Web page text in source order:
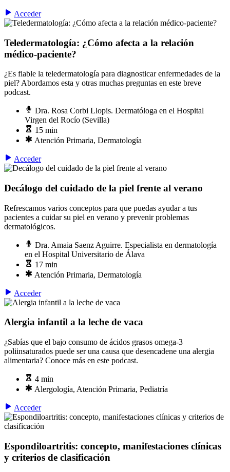
Acceder
Teledermatología: ¿Cómo afecta a la relación
médico-paciente?
​¿Es fiable la teledermatología para diagnosticar enfermedades de la
piel? Abordamos esta y otras muchas preguntas en este breve
podcast.
Dra. Rosa Corbi Llopis. Dermatóloga en el Hospital
Virgen del Rocío (Sevilla)
15 min
Atención Primaria, Dermatología
Acceder
Decálogo del cuidado de la piel frente al verano
Refrescamos varios conceptos para que puedas ayudar a tus
pacientes a cuidar su piel en verano y prevenir problemas
dermatológicos.
Dra. Amaia Saenz Aguirre. Especialista en dermatología
en el Hospital Universitario de Álava
17 min
Atención Primaria, Dermatología
Acceder
Alergia infantil a la leche de vaca
¿Sabías que el bajo consumo de ácidos grasos omega-3
poliinsaturados puede ser una causa que desencadene una alergia
alimentaria? Conoce más en este podcast.
4 min
Alergología, Atención Primaria, Pediatría
Acceder
Espondiloartritis: concepto, manifestaciones clínicas
y criterios de clasificación